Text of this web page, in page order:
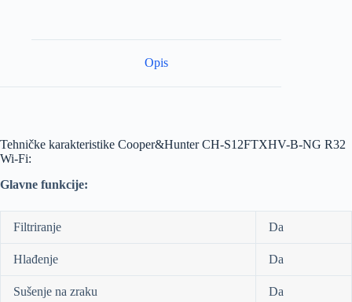
Opis
Tehničke karakteristike Cooper&Hunter CH-S12FTXHV-B-NG R32
Wi-Fi:
Glavne funkcije:
Filtriranje Da
Hlađenje Da
Sušenje na zraku Da